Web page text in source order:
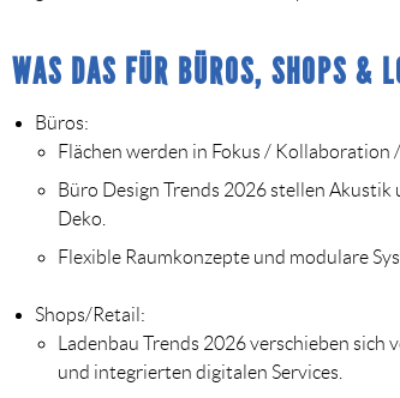
WAS DAS FÜR BÜROS, SHOPS &
Büros:
Flächen werden in Fokus / Kollaboration /
Büro Design Trends 2026 stellen
Deko.
Flexible Raumkonzepte und modulare
Shops/Retail:
Ladenbau Trends 2026 verschieben sich
und integrierten digitalen Services.